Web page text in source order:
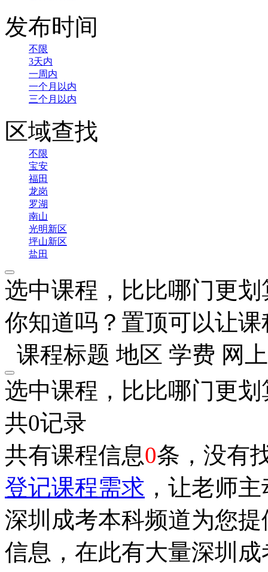
发布时间
不限
3天内
一周内
一个月以内
三个月以内
区域查找
不限
宝安
福田
龙岗
罗湖
南山
光明新区
坪山新区
盐田
选中课程，比比哪门更划
你知道吗？置顶可以让
课程标题 地区 学费 网
选中课程，比比哪门更划
共0记录
共有课程信息0条，没有
登记课程需求 ，让老师
深圳成考本科频道为您
信息，在此有大量深圳